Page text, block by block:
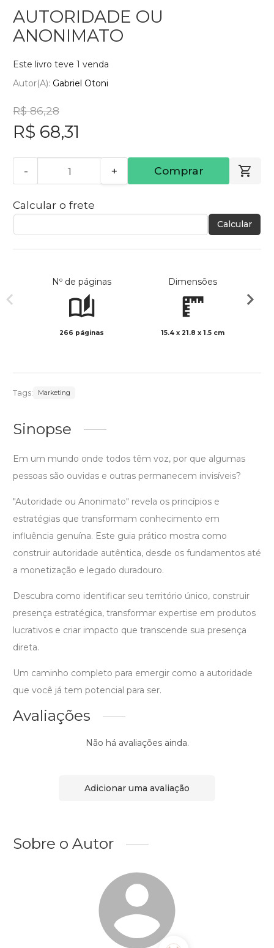
AUTORIDADE OU
ANONIMATO
Este livro teve 1 venda
Autor(a): Gabriel Otoni
R$ 86,28
R$ 68,31
- + Comprar
Calcular o frete
Calcular
Nº de páginas
266 páginas
Dimensões
15.4 x 21.8 x 1.5 cm
Tags: Marketing
Sinopse
Em um mundo onde todos têm voz, por que algumas
pessoas são ouvidas e outras permanecem invisíveis?
"Autoridade ou Anonimato" revela os princípios e
estratégias que transformam conhecimento em
influência genuína. Este guia prático mostra como
construir autoridade autêntica, desde os fundamentos até
a monetização e legado duradouro.
Descubra como identificar seu território único, construir
presença estratégica, transformar expertise em produtos
lucrativos e criar impacto que transcende sua presença
direta.
Um caminho completo para emergir como a autoridade
que você já tem potencial para ser.
Avaliações
Não há avaliações ainda.
Adicionar uma avaliação
Sobre o Autor